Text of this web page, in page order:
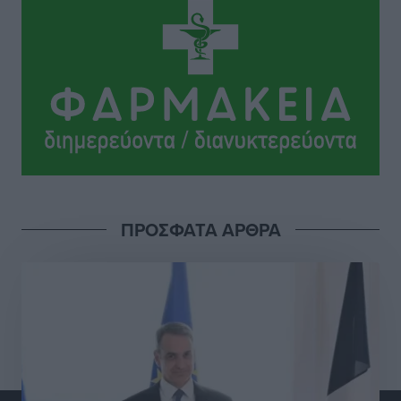
ΠΑΜΕ ΣΤΟΙΧΗΜΑ: Περισσότερα από 95 εκατομμύρια
ευρώ σε κέρδη μοίρασε τον Ιούλιο
Ολοκλήρωση του έργου αναβάθμισης των
υποδομών του Νεστορίδειου Μελάθρου
Αθλητικά• πριν 7 ώρες
πριν 8 ώρες
Με 13,1% κάλυψη εργαζομένων από συλλογικές
συμβάσεις, η Ελλάδα στον “πάτο” της ΕΕ
πριν 8 ώρες
ΠΡΟΣΦΑΤΑ ΑΡΘΡΑ